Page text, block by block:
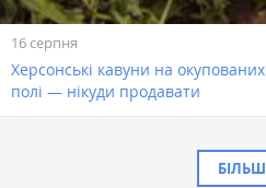
16 серпня
Херсонські кавуни на
полі — нікуди продавати